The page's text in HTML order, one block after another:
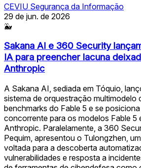
CEVIU Segurança da Informação
29 de jun. de 2026
🐳
Sakana AI e 360 Security
IA para preencher lacuna
Anthropic
A Sakana AI, sediada em Tóquio,
sistema de orquestração multimodelo
benchmarks do Fable 5 e se
concorrente para os modelos Fable 5
Anthropic. Paralelamente, a 360
Pequim, apresentou o Tulongzhen,
voltada para a descoberta
vulnerabilidades e resposta a